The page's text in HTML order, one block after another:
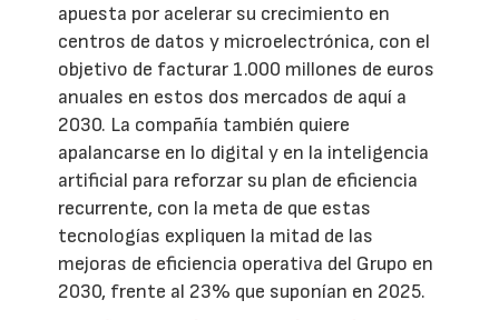
apuesta por acelerar su crecimiento en
centros de datos y microelectrónica, con el
objetivo de facturar 1.000 millones de euros
anuales en estos dos mercados de aquí a
2030. La compañía también quiere
apalancarse en lo digital y en la inteligencia
artificial para reforzar su plan de eficiencia
recurrente, con la meta de que estas
tecnologías expliquen la mitad de las
mejoras de eficiencia operativa del Grupo en
2030, frente al 23% que suponían en 2025.